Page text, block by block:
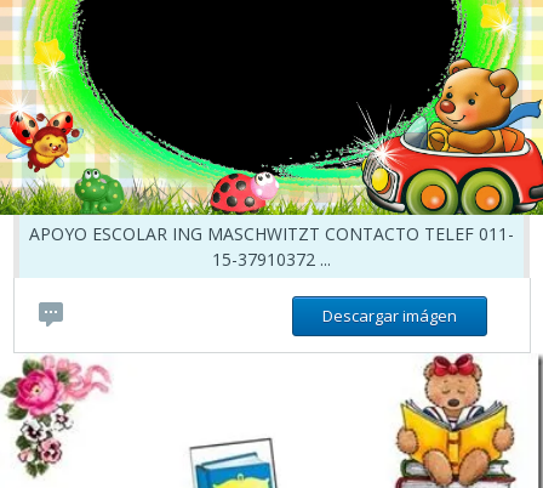
APOYO ESCOLAR ING MASCHWITZT CONTACTO TELEF 011-
15-37910372 ...
Descargar imágen